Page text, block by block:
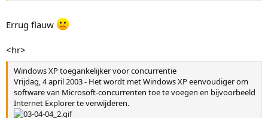
Errug flauw
<hr>
Windows XP toegankelijker voor concurrentie
Vrijdag, 4 april 2003 - Het wordt met Windows XP eenvoudiger om
software van Microsoft-concurrenten toe te voegen en bijvoorbeeld
Internet Explorer te verwijderen.